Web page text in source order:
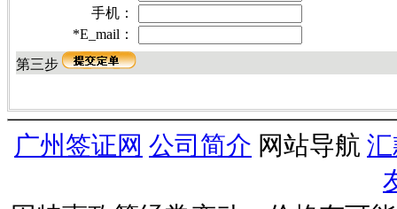
手机：
*E_mail：
第三步
广州签证网 公司简介 网站导航